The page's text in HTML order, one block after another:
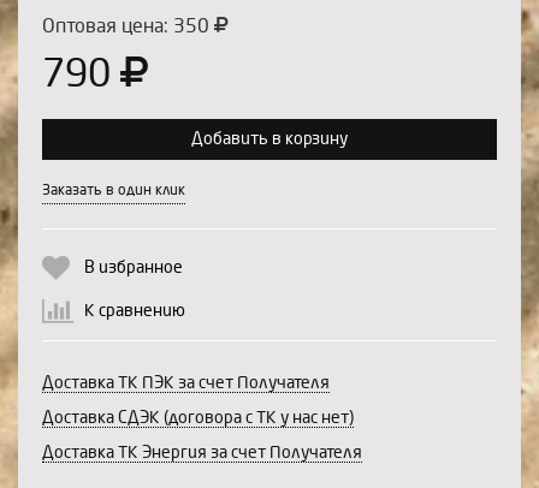
Оптовая цена: 350
790
Выберите количество:
Добавить в корзину
Заказать в один клик
В избранное
К сравнению
Доставка ТК ПЭК за счет Получателя
Доставка СДЭК (договора с ТК у нас нет)
Доставка ТК Энергия за счет Получателя